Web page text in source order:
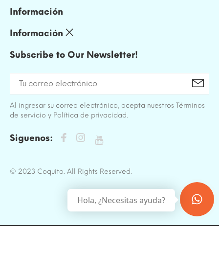
Información
Información
Subscribe to Our Newsletter!
Al ingresar su correo electrónico, acepta nuestros Términos
de servicio y Política de privacidad.
Siguenos:
© 2023 Coquito. All Rights Reserved.
Hola, ¿Necesitas ayuda?